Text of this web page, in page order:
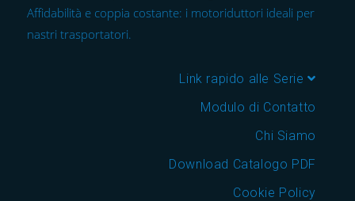
Affidabilità e coppia costante: i motoriduttori ideali per
nastri trasportatori.
Link rapido alle Serie
Modulo di Contatto
Chi Siamo
Download Catalogo PDF
Cookie Policy